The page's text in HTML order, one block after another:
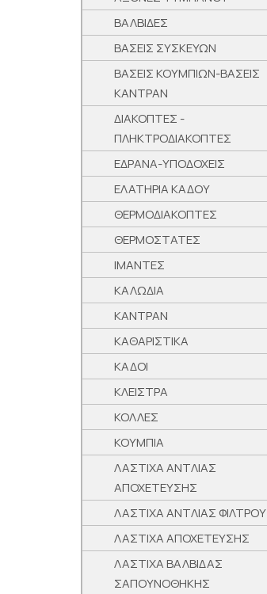
ΒΑΛΒΙΔΕΣ
ΒΑΣΕΙΣ ΣΥΣΚΕΥΩΝ
ΒΑΣΕΙΣ ΚΟΥΜΠΙΩΝ-ΒΑΣΕΙΣ
ΚΑΝΤΡΑΝ
ΔΙΑΚΟΠΤΕΣ -
ΠΛΗΚΤΡΟΔΙΑΚΟΠΤΕΣ
ΕΔΡΑΝΑ-ΥΠΟΔΟΧΕΙΣ
ΕΛΑΤΗΡΙΑ ΚΑΔΟΥ
ΘΕΡΜΟΔΙΑΚΟΠΤΕΣ
ΘΕΡΜΟΣΤΑΤΕΣ
ΙΜΑΝΤΕΣ
ΚΑΛΩΔΙΑ
ΚΑΝΤΡΑΝ
ΚΑΘΑΡΙΣΤΙΚΑ
ΚΑΔΟΙ
ΚΛΕΙΣΤΡΑ
ΚΟΛΛΕΣ
ΚΟΥΜΠΙΑ
ΛΑΣΤΙΧΑ ΑΝΤΛΙΑΣ
ΑΠΟΧΕΤΕΥΣΗΣ
ΛΑΣΤΙΧΑ ΑΝΤΛΙΑΣ ΦΙΛΤΡΟΥ
ΛΑΣΤΙΧΑ ΑΠΟΧΕΤΕΥΣΗΣ
ΛΑΣΤΙΧΑ ΒΑΛΒΙΔΑΣ
ΣΑΠΟΥΝΟΘΗΚΗΣ